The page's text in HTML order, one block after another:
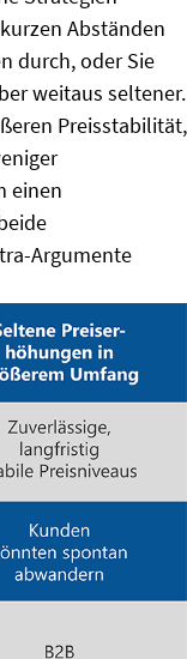
Abständen
durch, oder Sie
weitaus seltener.
Preisstabilität,
einen
Argumente